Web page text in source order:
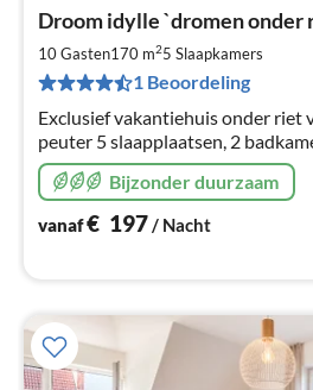
Droom idylle `dromen onder
10 Gasten170 m25 Slaapkamers
1 Beoordeling
Exclusief vakantiehuis onder riet
peuter 5 slaapplaatsen, 2
WLAN, grote eettafel, volledig
Bijzonder duurzaam
vanaf€ 197 / Nacht